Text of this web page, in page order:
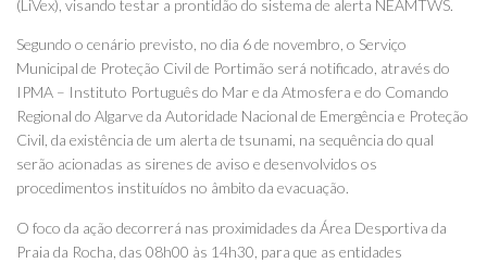
(LiVex), visando testar a prontidão do sistema de alerta NEAMTWS.
Segundo o cenário previsto, no dia 6 de novembro, o Serviço
Municipal de Proteção Civil de Portimão será notificado, através do
IPMA – Instituto Português do Mar e da Atmosfera e do Comando
Regional do Algarve da Autoridade Nacional de Emergência e Proteção
Civil, da existência de um alerta de tsunami, na sequência do qual
serão acionadas as sirenes de aviso e desenvolvidos os
procedimentos instituídos no âmbito da evacuação.
O foco da ação decorrerá nas proximidades da Área Desportiva da
Praia da Rocha, das 08h00 às 14h30, para que as entidades